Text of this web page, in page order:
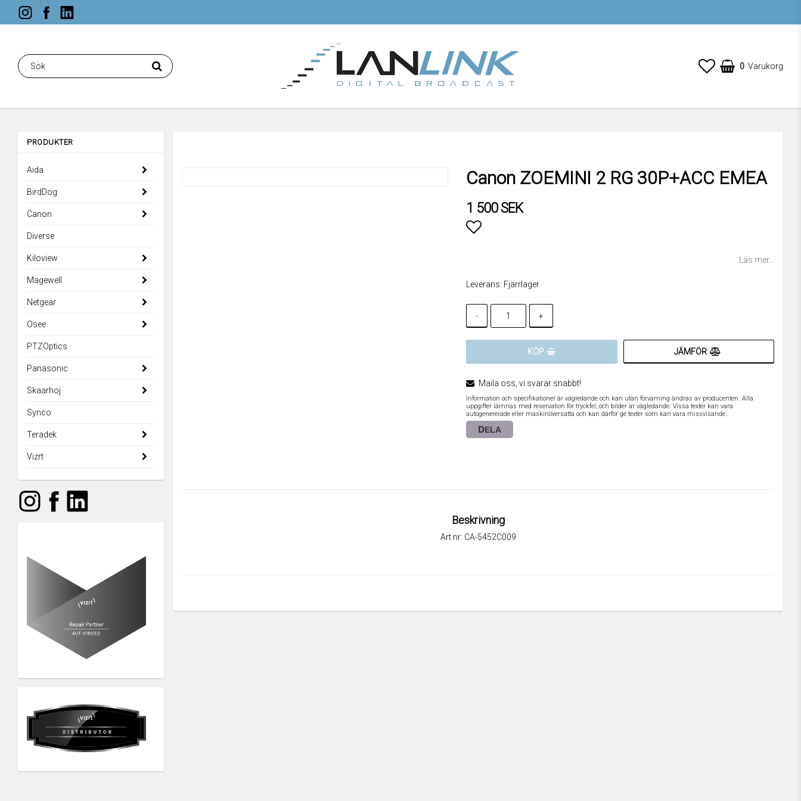
0 Varukorg
PRODUKTER
Aida
BirdDog
Canon
Diverse
Kiloview
Magewell
Netgear
Osee
PTZOptics
Panasonic
Skaarhoj
Synco
Teradek
Vizrt
Canon ZOEMINI 2 RG 30P+ACC EMEA
1 500 SEK
Läs mer...
Leverans: Fjärrlager
- +
KÖP JÄMFÖR
Maila oss, vi svarar snabbt!
Information och specifikationer är vägledande och kan utan förvarning ändras av producenten. Alla
uppgifter lämnas med reservation för tryckfel, och bilder är vägledande. Vissa texter kan vara
autogenererade eller maskinöversatta och kan därför ge texter som kan vara missvisande.
DELA
Beskrivning
Art.nr: CA-5452C009